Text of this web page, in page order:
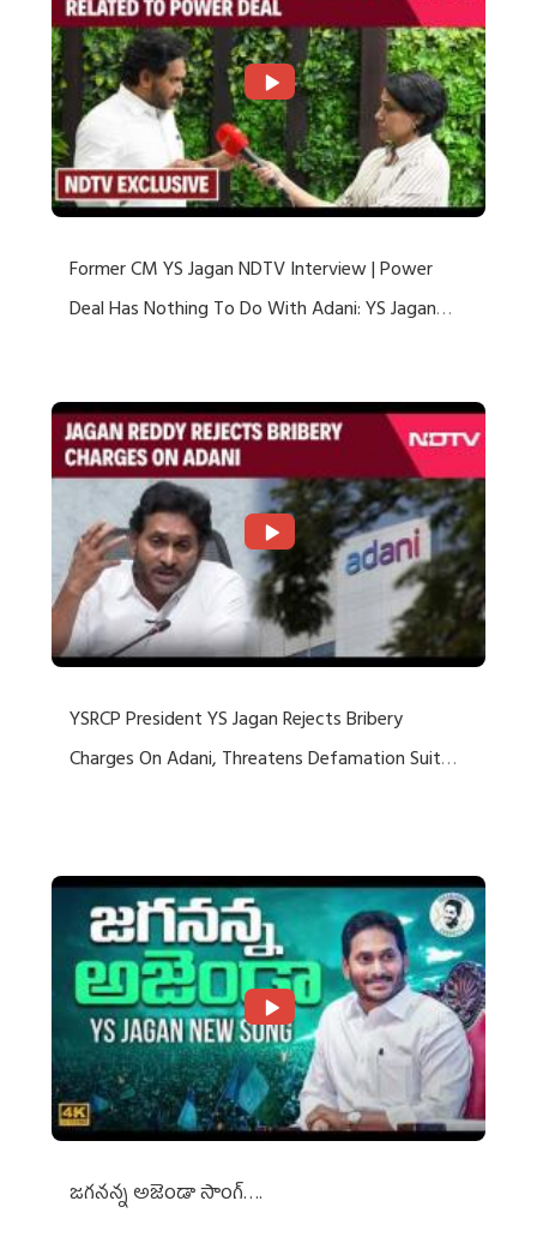
Former CM YS Jagan NDTV Interview | Power
Deal Has Nothing To Do With Adani: YS Jagan
YSRCP President YS Jagan Rejects Bribery
Charges On Adani, Threatens Defamation Suit
జగనన్న అజెండా సాంగ్….